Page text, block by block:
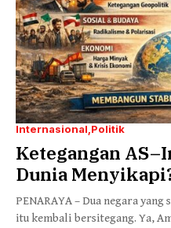
Internasional Politik
Ketegangan
Dunia
PENARAYA – Dua negara
itu kembali bersitegang. Ya,